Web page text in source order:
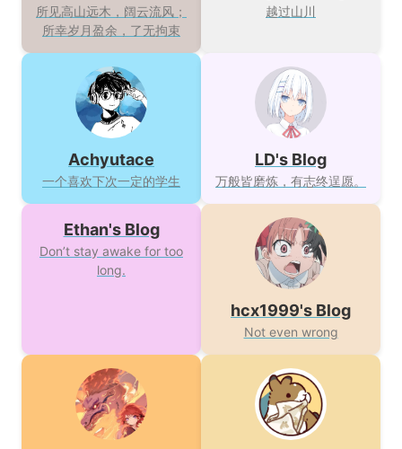
所见高山远木，阔云流风；
所幸岁月盈余，了无拘束
越过山川
Achyutace
一个喜欢下次一定的学生
LD's Blog
万般皆磨炼，有志终逞愿。
Ethan's Blog
Don’t stay awake for too
long.
hcx1999's Blog
Not even wrong